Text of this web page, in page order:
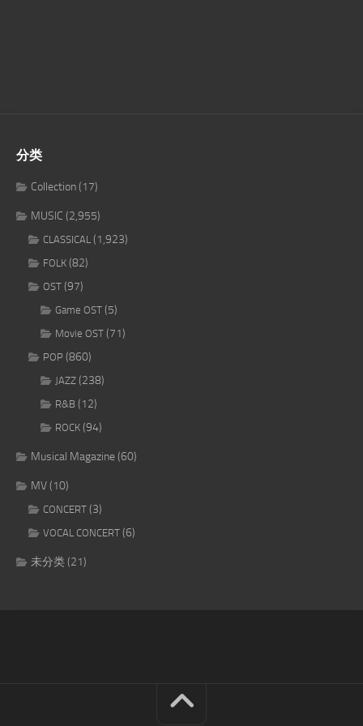
分类
Collection(17)
MUSIC (2,955)
CLASSICAL (1,923)
FOLK (82)
OST (97)
Game OST (5)
Movie OST (71)
POP (860)
JAZZ (238)
R&B (12)
ROCK (94)
Musical Magazine(60)
MV(10)
CONCERT (3)
VOCAL CONCERT (6)
未分类(21)